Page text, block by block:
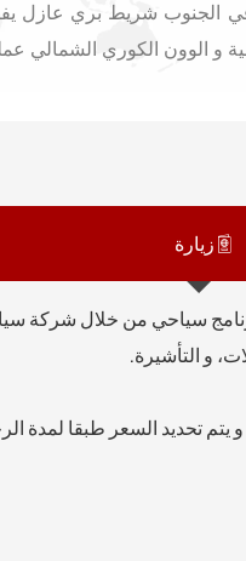
الجنوب شريط بري عازل
و الوون الكوري الشمالي
زيارة
سياحي من خلال شركة
يتم تحديد السعر طبقا لمدة